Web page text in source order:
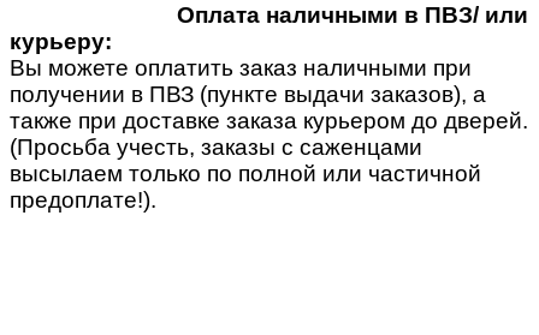
Оплата наличными в ПВЗ/ или
курьеру:
Вы можете оплатить заказ наличными при
получении в ПВЗ (пункте выдачи заказов), а
также при доставке заказа курьером до дверей.
(Просьба учесть, заказы с саженцами
высылаем только по полной или частичной
предоплате!).